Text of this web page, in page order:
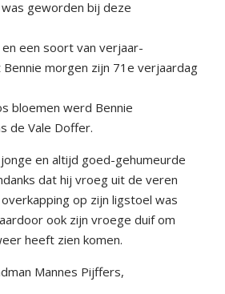
geworden bij deze
een soort van verjaar-
morgen zijn 71e verjaardag
bloemen werd Bennie
de Vale Doffer.
en altijd goed-gehumeurde
dat hij vroeg uit de veren
op zijn ligstoel was
ook zijn vroege duif om
heeft zien komen.
Mannes Pijffers,